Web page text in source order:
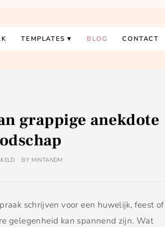
TEMPLATES BLOG CONTACT
grappige anekdote
BY MINTANDM
schrijven voor een huwelijk, feest of
gelegenheid kan spannend zijn. Wat